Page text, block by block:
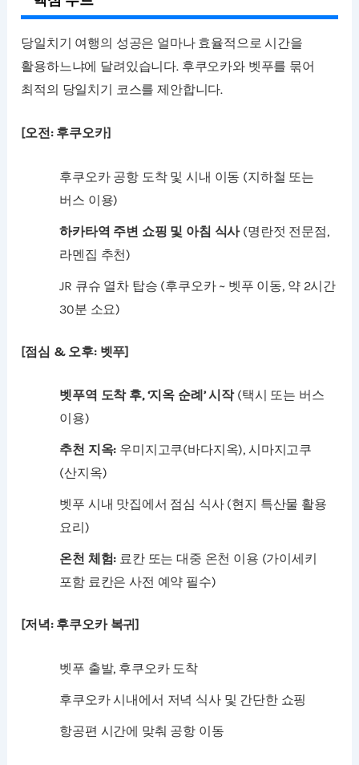
당일치기 여행의 성공은 얼마나 효율적으로 시간을
활용하느냐에 달려있습니다. 후쿠오카와 벳푸를 묶어
최적의 당일치기 코스를 제안합니다.
[오전: 후쿠오카]
후쿠오카 공항 도착 및 시내 이동 (지하철 또는
버스 이용)
하카타역 주변 쇼핑 및 아침 식사(명란젓 전문점,
라멘집 추천)
JR 큐슈 열차 탑승 (후쿠오카 ~ 벳푸 이동, 약 2시간
30분 소요)
[점심 & 오후: 벳푸]
벳푸역 도착 후, ‘지옥 순례’ 시작(택시 또는 버스
이용)
추천 지옥: 우미지고쿠(바다지옥), 시마지고쿠
(산지옥)
벳푸 시내 맛집에서 점심 식사 (현지 특산물 활용
요리)
온천 체험: 료칸 또는 대중 온천 이용 (가이세키
포함 료칸은 사전 예약 필수)
[저녁: 후쿠오카 복귀]
벳푸 출발, 후쿠오카 도착
후쿠오카 시내에서 저녁 식사 및 간단한 쇼핑
항공편 시간에 맞춰 공항 이동